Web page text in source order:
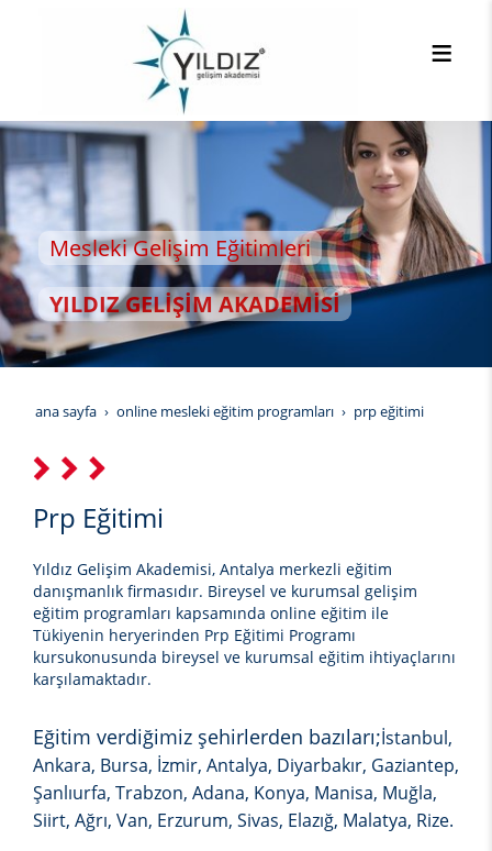
Gelişim Eğitimleri
GELİŞİM AKADEMİSİ
ana sayfa online mesleki eğitim programları prp eğitimi
Prp Eğitimi
Yıldız Gelişim Akademisi, Antalya merkezli eğitim
danışmanlık firmasıdır. Bireysel ve kurumsal gelişim
eğitim programları kapsamında online eğitim ile
Tükiyenin heryerinden Prp Eğitimi Programı
kursukonusunda bireysel ve kurumsal eğitim ihtiyaçlarını
karşılamaktadır.
Eğitim verdiğimiz şehirlerden bazıları;İstanbul,
Ankara, Bursa, İzmir, Antalya, Diyarbakır, Gaziantep,
Şanlıurfa, Trabzon, Adana, Konya, Manisa, Muğla,
Siirt, Ağrı, Van, Erzurum, Sivas, Elazığ, Malatya, Rize.